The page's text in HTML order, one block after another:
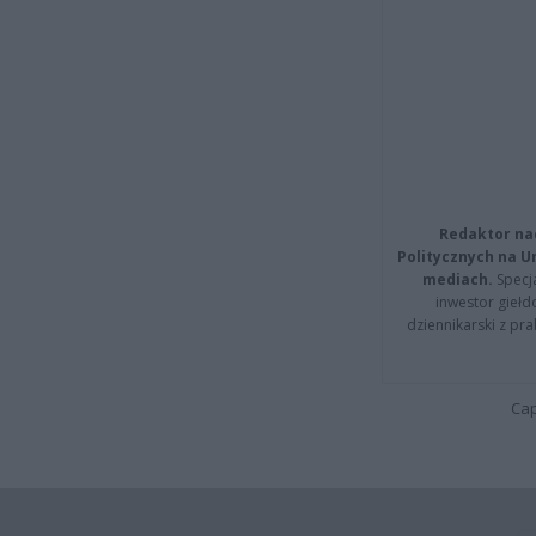
Redaktor
Politycznych na
mediach.
inwestor
dziennikarski z